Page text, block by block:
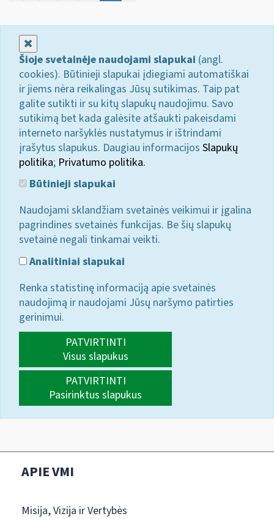
Šioje svetainėje naudojami slapukai (angl.
cookies). Būtinieji slapukai įdiegiami automatiškai
ir jiems nėra reikalingas Jūsų sutikimas. Taip pat
galite sutikti ir su kitų slapukų naudojimu. Savo
sutikimą bet kada galėsite atšaukti pakeisdami
interneto naršyklės nustatymus ir ištrindami
įrašytus slapukus. Daugiau informacijos Slapukų
politika; Privatumo politika.
Būtinieji slapukai
Naudojami sklandžiam svetainės veikimui ir įgalina
pagrindines svetainės funkcijas. Be šių slapukų
svetainė negali tinkamai veikti.
Analitiniai slapukai
Renka statistinę informaciją apie svetainės
naudojimą ir naudojami Jūsų naršymo patirties
gerinimui.
PATVIRTINTI
Visus slapukus
PATVIRTINTI
Pasirinktus slapukus
APIE VMI
Misija, Vizija ir Vertybės